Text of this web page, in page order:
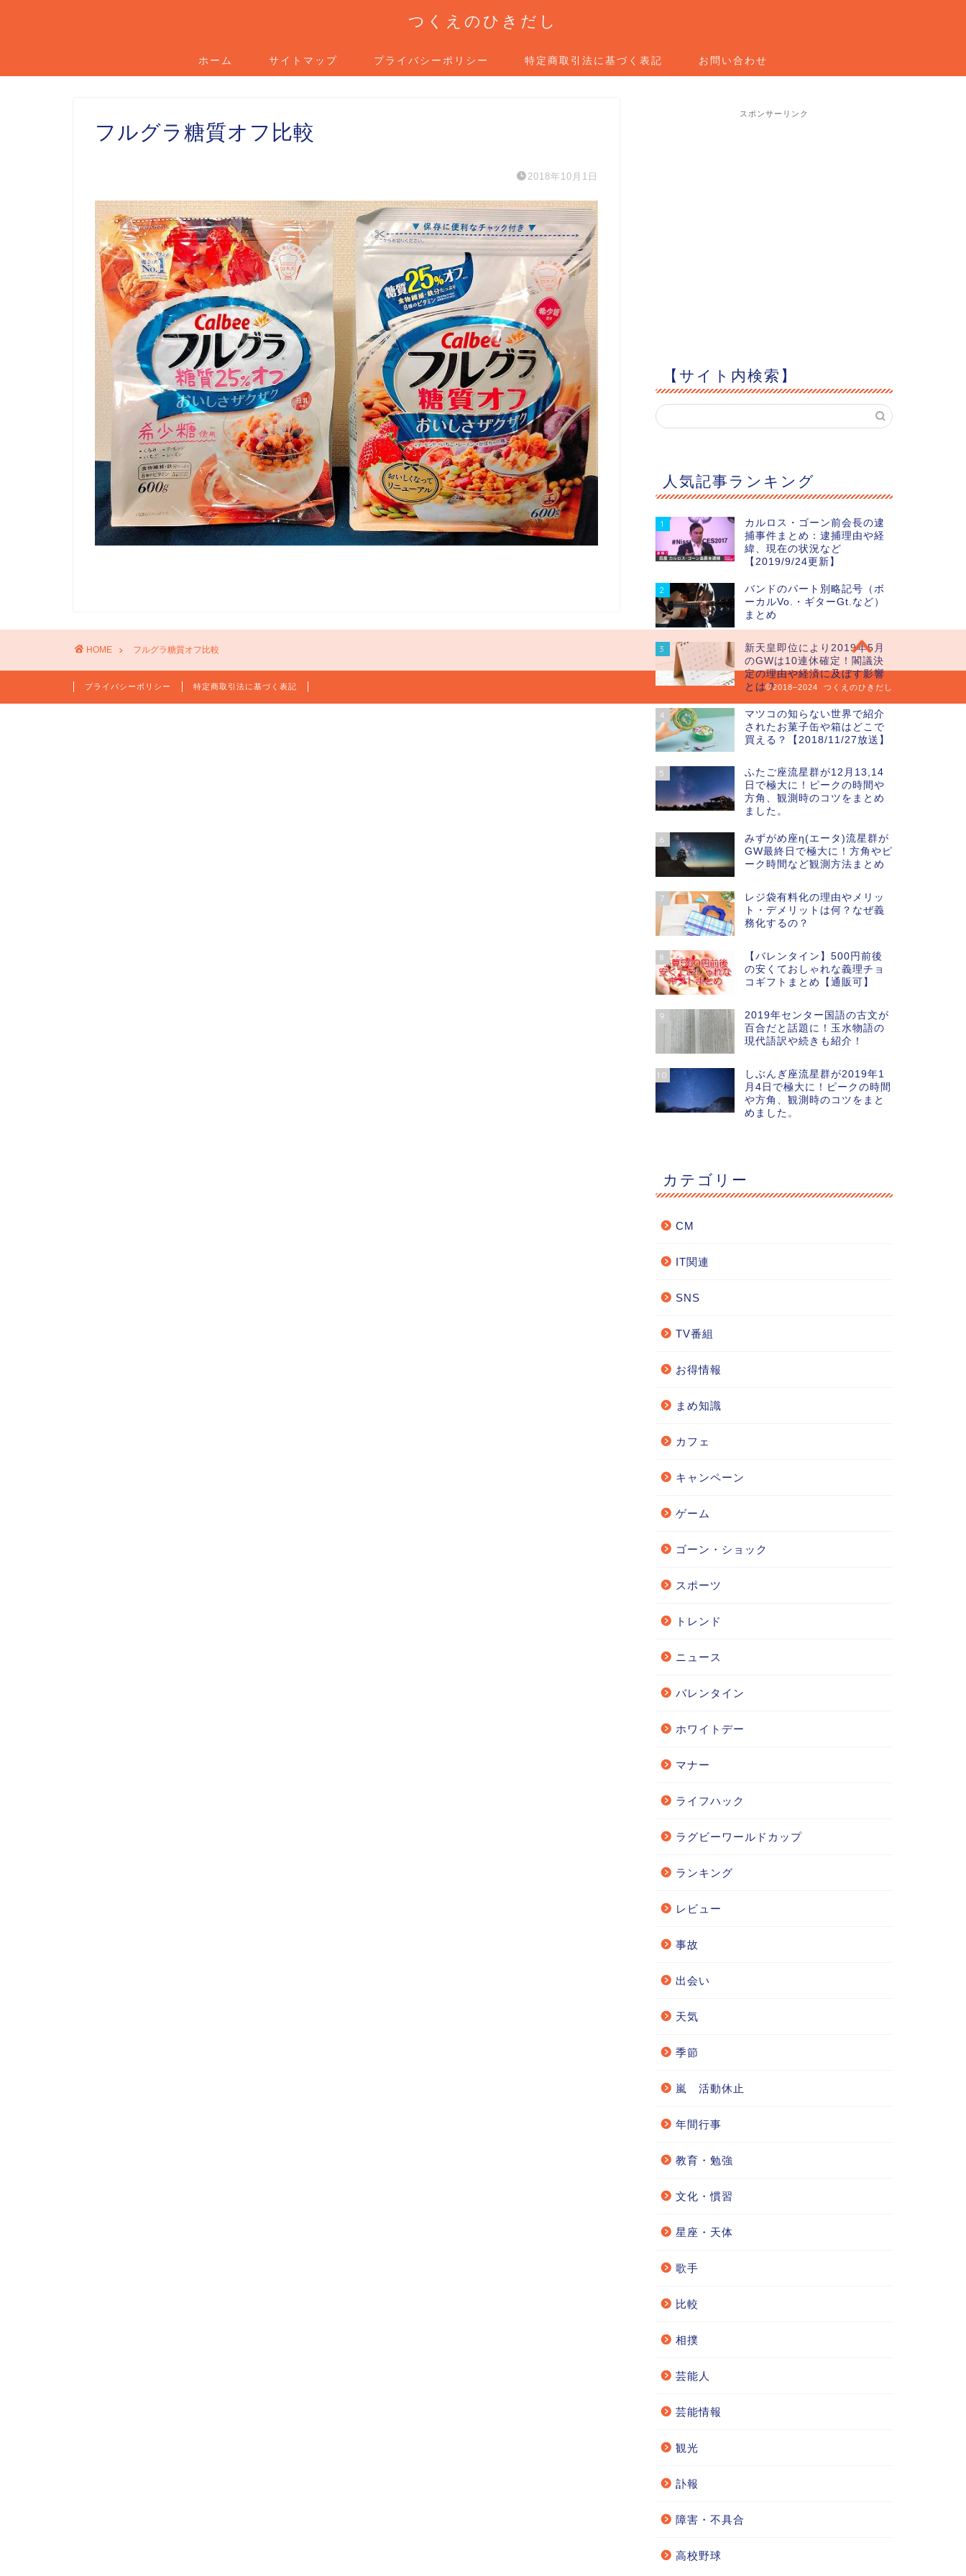
つくえのひきだし
ホーム サイトマップ プライバシーポリシー 特定商取引法に基づく表記 お問い合わせ
フルグラ糖質オフ比較
2018年10月1日
スポンサーリンク
【サイト内検索】
人気記事ランキング
1
カルロス・ゴーン前会長の逮
捕事件まとめ：逮捕理由や経
緯、現在の状況など
【2019/9/24更新】
2
バンドのパート別略記号（ボ
ーカルVo.・ギターGt.など）
まとめ
3
新天皇即位により2019年5月
のGWは10連休確定！閣議決
定の理由や経済に及ぼす影響
とは？
4
マツコの知らない世界で紹介
されたお菓子缶や箱はどこで
買える？【2018/11/27放送】
5
ふたご座流星群が12月13,14
日で極大に！ピークの時間や
方角、観測時のコツをまとめ
ました。
6
みずがめ座η(エータ)流星群が
GW最終日で極大に！方角やピ
ーク時間など観測方法まとめ
7
レジ袋有料化の理由やメリッ
ト・デメリットは何？なぜ義
務化するの？
8
【バレンタイン】500円前後
の安くておしゃれな義理チョ
コギフトまとめ【通販可】
9
2019年センター国語の古文が
百合だと話題に！玉水物語の
現代語訳や続きも紹介！
10
しぶんぎ座流星群が2019年1
月4日で極大に！ピークの時間
や方角、観測時のコツをまと
めました。
カテゴリー
CM
IT関連
SNS
TV番組
お得情報
まめ知識
カフェ
キャンペーン
ゲーム
ゴーン・ショック
スポーツ
トレンド
ニュース
バレンタイン
ホワイトデー
マナー
ライフハック
ラグビーワールドカップ
ランキング
レビュー
事故
出会い
天気
季節
嵐 活動休止
年間行事
教育・勉強
文化・慣習
星座・天体
歌手
比較
相撲
芸能人
芸能情報
観光
訃報
障害・不具合
高校野球
HOME フルグラ糖質オフ比較
プライバシーポリシー 特定商取引法に基づく表記 2018–2024 つくえのひきだし